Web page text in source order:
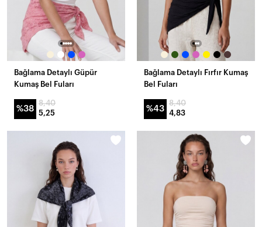
Bağlama Detaylı Güpür
Kumaş Bel Fuları
%38
8,40
5,25
Bağlama Detaylı Fırfır Kumaş
Bel Fuları
%43
8,40
4,83